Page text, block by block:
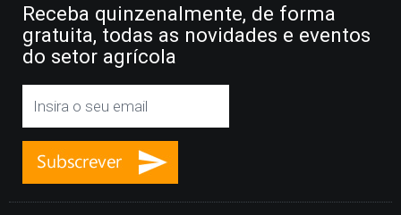
Receba quinzenalmente, de forma
gratuita, todas as novidades e eventos
do setor agrícola